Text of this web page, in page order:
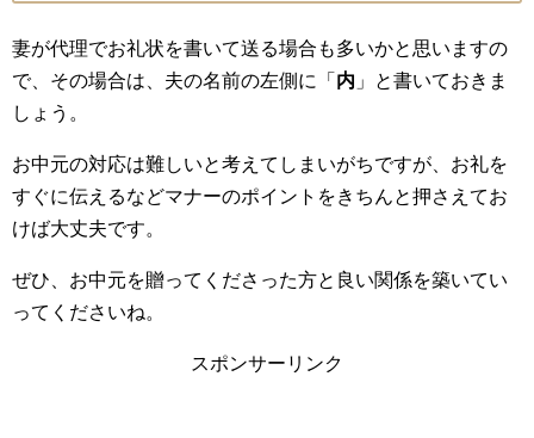
妻が代理でお礼状を書いて送る場合も多いかと思いますの
で、その場合は、夫の名前の左側に「 内 」と書いておきま
しょう。
お中元の対応は難しいと考えてしまいがちですが、お礼を
すぐに伝えるなどマナーのポイントをきちんと押さえてお
けば大丈夫です。
ぜひ、お中元を贈ってくださった方と良い関係を築いてい
ってくださいね。
スポンサーリンク